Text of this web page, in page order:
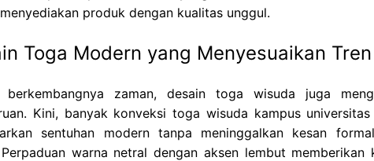
produk dengan kualitas unggul.
Toga Modern yang Menyesuaikan Tren
berkembangnya zaman, desain toga wisuda juga
Kini, banyak konveksi toga wisuda kampus universitas
sentuhan modern tanpa meninggalkan kesan
warna netral dengan aksen lembut memberikan